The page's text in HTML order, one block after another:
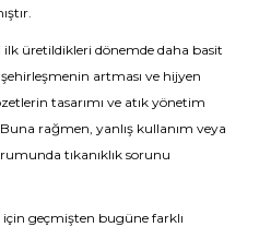
üretildikleri dönemde daha basit
artması ve hijyen
tasarımı ve atık yönetim
rağmen, yanlış kullanım veya
tıkanıklık sorunu
için geçmişten bugüne farklı